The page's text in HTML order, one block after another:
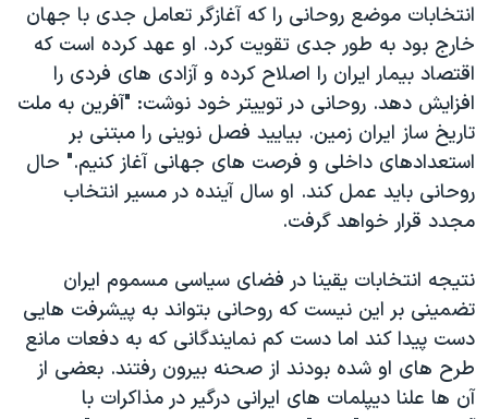
انتخابات موضع روحانی را که آغازگر تعامل جدی با جهان
خارج بود به طور جدی تقویت کرد. او عهد کرده است که
اقتصاد بیمار ایران را اصلاح کرده و آزادی های فردی را
افزایش دهد. روحانی در توییتر خود نوشت: "آفرین به ملت
تاریخ ساز ایران زمین. بیایید فصل نوینی را مبتنی بر
استعدادهای داخلی و فرصت های جهانی آغاز کنیم." حال
روحانی باید عمل کند. او سال آینده در مسیر انتخاب
مجدد قرار خواهد گرفت.
نتیجه انتخابات یقینا در فضای سیاسی مسموم ایران
تضمینی بر این نیست که روحانی بتواند به پیشرفت هایی
دست پیدا کند اما دست کم نمایندگانی که به دفعات مانع
طرح های او شده بودند از صحنه بیرون رفتند. بعضی از
آن ها علنا دیپلمات های ایرانی درگیر در مذاکرات با